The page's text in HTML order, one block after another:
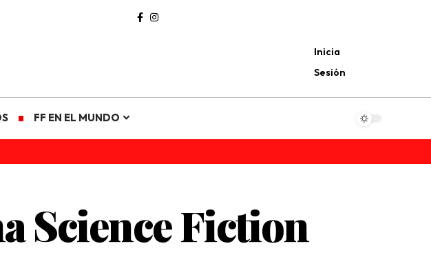
Inicia
Sesión
FF EN EL MUNDO
Science Fiction